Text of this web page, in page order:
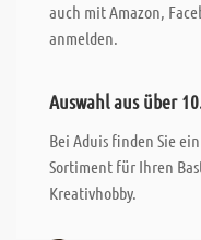
auch mit Amazon,
anmelden.
Auswahl aus über
Bei Aduis finden Sie
Sortiment für Ihren
Kreativhobby.